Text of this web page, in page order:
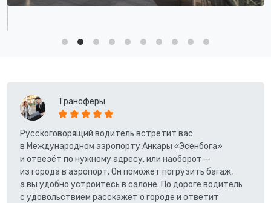
Трансферы
Русскоговорящий водитель встретит вас
в Международном аэропорту Анкары «Эсенбога»
и отвезёт по нужному адресу, или наоборот —
из города в аэропорт. Он поможет погрузить багаж,
а вы удобно устроитесь в салоне. По дороге водитель
с удовольствием расскажет о городе и ответит